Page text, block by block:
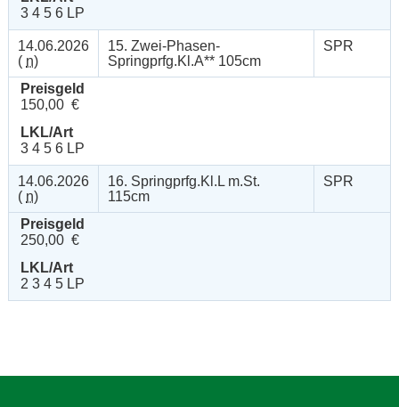
3 4 5 6 LP
14.06.2026
( n)
15. Zwei-Phasen-
Springprfg.Kl.A** 105cm
SPR
Preisgeld
150,00 €
LKL/Art
3 4 5 6 LP
14.06.2026
( n)
16. Springprfg.Kl.L m.St.
115cm
SPR
Preisgeld
250,00 €
LKL/Art
2 3 4 5 LP